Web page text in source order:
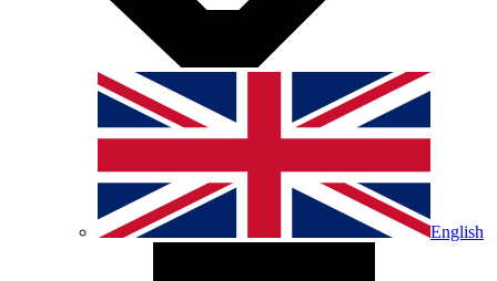
English